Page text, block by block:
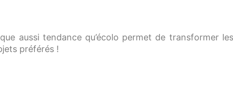
aussi tendance qu’écolo permet de transformer
préférés !